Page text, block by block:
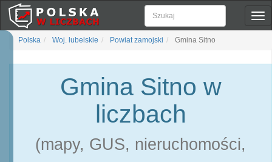
Polska Woj. lubelskie Powiat zamojski Gmina Sitno
Gmina Sitno w
liczbach
(mapy, GUS, nieruchomości,